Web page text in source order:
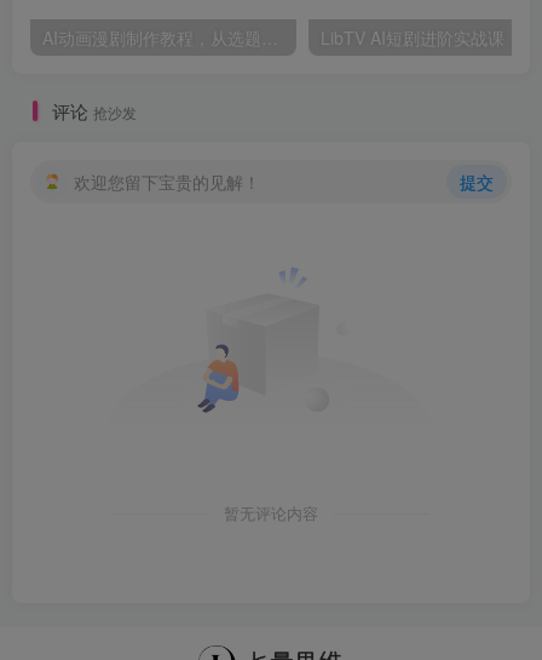
评论 抢沙发
欢迎您留下宝贵的见解！ 提交
暂无评论内容